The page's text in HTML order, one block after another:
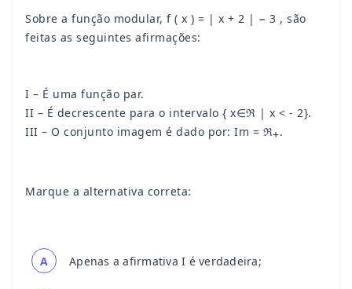
Sobre a função modular, f ( x ) = | x + 2 | − 3 , são
feitas as seguintes afirmações:
I – É uma função par.
II – É decrescente para o intervalo { x∈ℜ | x < - 2}.
III – O conjunto imagem é dado por: Im = ℜ+.
Marque a alternativa correta:
A Apenas a afirmativa I é verdadeira;